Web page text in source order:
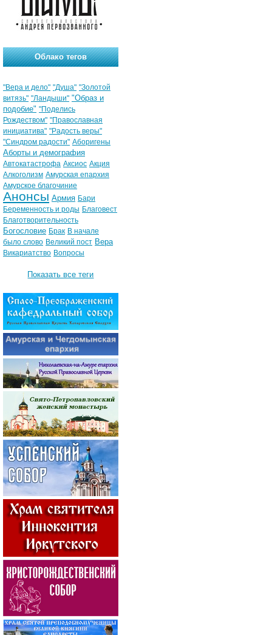
Облако тегов
"Вера и дело" "Душа" "Золотой
витязь" "Ландыши" "Образ и
подобие" "Поделись
Рождеством" "Православная
инициатива" "Радость веры"
"Синдром радости" Аборигены
Аборты и демография
Автокатастрофа Аксиос Акция
Алкоголизм Амурская епархия
Амурское благочиние
Анонсы Армия Бари
Беременность и роды Благовест
Благотворительность
Богословие Брак В начале
было слово Великий пост Вера
Викариатство Вопросы
Показать все теги